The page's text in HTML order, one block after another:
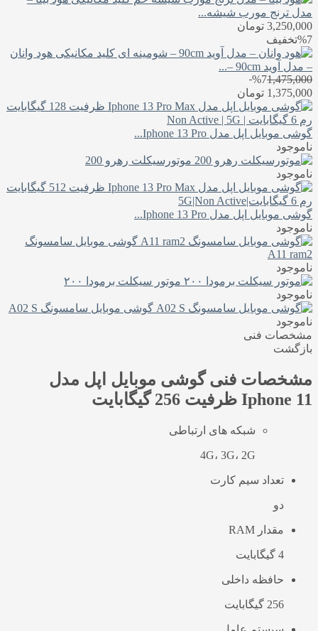
مدل ترنج مورب شیشه...
3,250,000 تومان
%7تخفیف
هود وانان
– مدل آوید 90cm –...
%71,475,000
1,375,000 تومان
گوشی موبایل اپل مدل Iphone 13 Pro...
ناموجود
موتورسیکلت رهرو 200
ناموجود
گوشی موبایل اپل مدل Iphone 13 Pro...
ناموجود
گوشی موبایل سامسونگ
A11 ram2
ناموجود
موتور سیکلت برمودا ۲۰۰
ناموجود
گوشی موبایل سامسونگ A02 S
ناموجود
مشخصات فنی
بازگشت
مشخصات فنیگوشی موبایل اپل مدل
Iphone 11 ظرفیت 256 گیگابایت
شبکه های ارتباطی
4G، 3G، 2G
تعداد سیم کارت
دو
مقدار RAM
4 گیگابایت
حافظه داخلی
256 گیگابایت